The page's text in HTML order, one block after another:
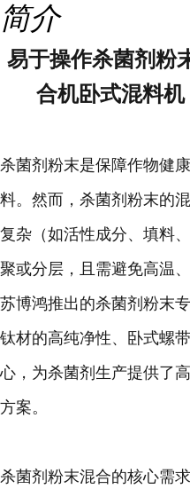
简介
易于操作杀菌剂粉
合机卧式混料
杀菌剂粉末是保障作物健
料。然而，杀菌剂粉末的
复杂（如活性成分、填料
聚或分层，且需避免高温
苏博鸿推出的杀菌剂粉末
钛材的高纯净性、卧式螺
心，为杀菌剂生产提供了
方案。
杀菌剂粉末混合的核心需